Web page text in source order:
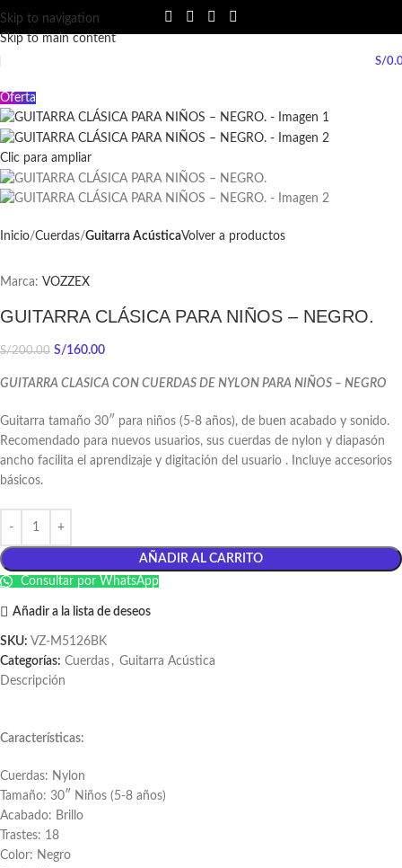
Skip to navigation
Skip to main content
S/
Oferta
Clic para ampliar
Inicio Cuerdas Guitarra AcústicaVolver a productos
Marca: VOZZEX
GUITARRA CLÁSICA PARA NIÑOS – NEGRO.
S/200.00 S/160.00
GUITARRA CLASICA CON CUERDAS DE NYLON PARA NIÑOS – NEGRO
Guitarra tamaño 30″ para niños (5-8 años), de buen acabado y sonido.
Recomendado para nuevos usuarios, sus cuerdas de nylon y diapasón
ancho facilita el aprendizaje y digitación del usuario . Incluye accesorios
básicos.
AÑADIR AL CARRITO
Consultar por WhatsApp
Añadir a la lista de deseos
SKU: VZ-M5126BK
Categorías: Cuerdas , Guitarra Acústica
Descripción
Características:
Cuerdas: Nylon
Tamaño: 30″ Niños (5-8 años)
Acabado: Brillo
Trastes: 18
Color: Negro